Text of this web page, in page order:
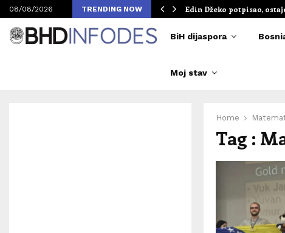
08/08/2026 TRENDING NOW
Merlinovih koncerata Edin Džeko potpisao,
BiH dijaspora
Moj stav
Home
Tag :